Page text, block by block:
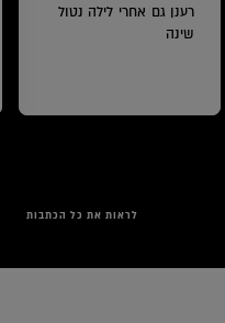
רענן גם אחרי לילה נטול
שינה
לראות את כל הכתבות